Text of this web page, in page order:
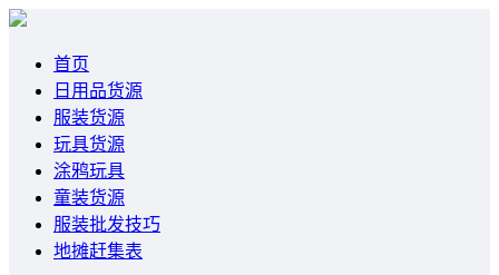
首页
日用品货源
服装货源
玩具货源
涂鸦玩具
童装货源
服装批发技巧
地摊赶集表